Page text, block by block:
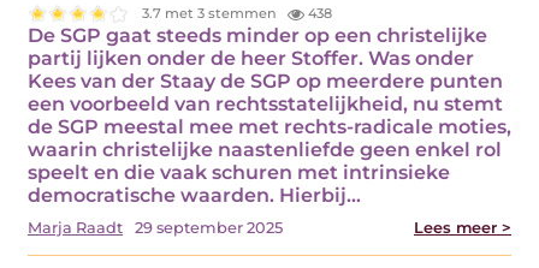
3.7 met 3 stemmen 438
De SGP gaat steeds minder op een christelijke
partij lijken onder de heer Stoffer. Was onder
Kees van der Staay de SGP op meerdere punten
een voorbeeld van rechtsstatelijkheid, nu stemt
de SGP meestal mee met rechts-radicale moties,
waarin christelijke naastenliefde geen enkel rol
speelt en die vaak schuren met intrinsieke
democratische waarden. Hierbij…
Marja Raadt 29 september 2025 Lees meer >